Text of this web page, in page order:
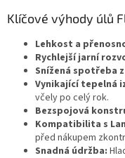
Klíčové výhody úlů
Lehkost a
Rychlejší jarní
Snížená spotřeba
Vynikající tepelná
včely po celý rok.
Bezspojová
Kompatibilita s
před nákupem
Snadná údržba: